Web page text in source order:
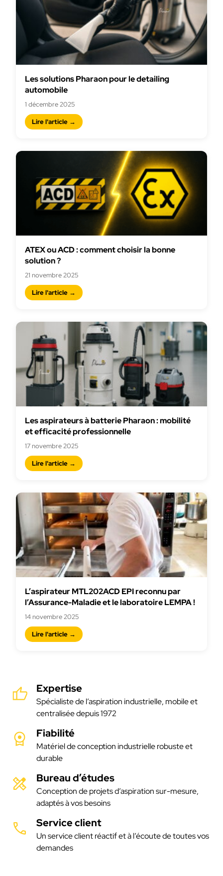
Les solutions Pharaon pour le detailing
automobile
1 décembre 2025
Lire l'article →
ATEX ou ACD : comment choisir la bonne
solution ?
21 novembre 2025
Lire l'article →
Les aspirateurs à batterie Pharaon : mobilité
et efficacité professionnelle
17 novembre 2025
Lire l'article →
L’aspirateur MTL202ACD EPI reconnu par
l’Assurance-Maladie et le laboratoire LEMPA !
14 novembre 2025
Lire l'article →
Expertise
Spécialiste de l’aspiration industrielle, mobile et
centralisée depuis 1972
Fiabilité
Matériel de conception industrielle robuste et
durable
Bureau d’études
Conception de projets d’aspiration sur-mesure,
adaptés à vos besoins
Service client
Un service client réactif et à l’écoute de toutes vos
demandes